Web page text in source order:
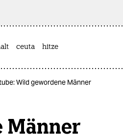
ceuta hitze
Wild gewordene Männer
Männer